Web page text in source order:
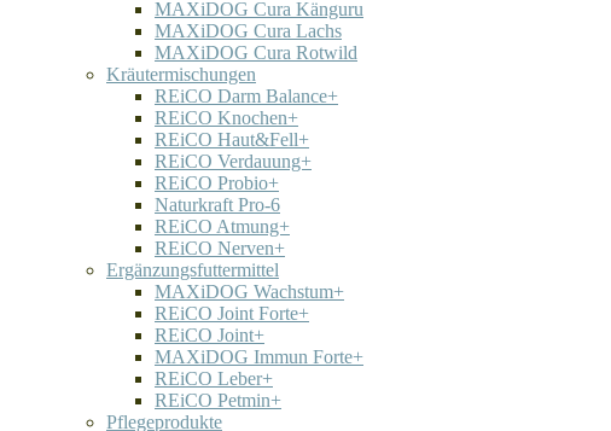
MAXiDOG Cura Känguru
MAXiDOG Cura Lachs
MAXiDOG Cura Rotwild
Kräutermischungen
REiCO Darm Balance+
REiCO Knochen+
REiCO Haut&Fell+
REiCO Verdauung+
REiCO Probio+
Naturkraft Pro-6
REiCO Atmung+
REiCO Nerven+
Ergänzungsfuttermittel
MAXiDOG Wachstum+
REiCO Joint Forte+
REiCO Joint+
MAXiDOG Immun Forte+
REiCO Leber+
REiCO Petmin+
Pflegeprodukte